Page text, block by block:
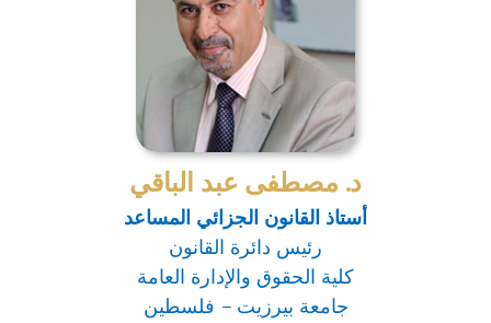
د. مصطفى عبد الباقي
أستاذ القانون الجزائي المساعد
رئيس دائرة القانون
كلية الحقوق والإدارة العامة
جامعة بيرزيت – فلسطين